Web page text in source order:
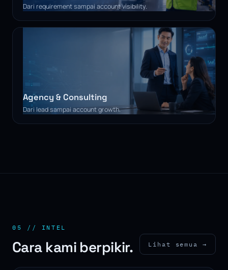
Dari requirement sampai account visibility.
Agency & Consulting
Dari lead sampai account growth.
05 // INTEL
Cara kami berpikir. Lihat semua →